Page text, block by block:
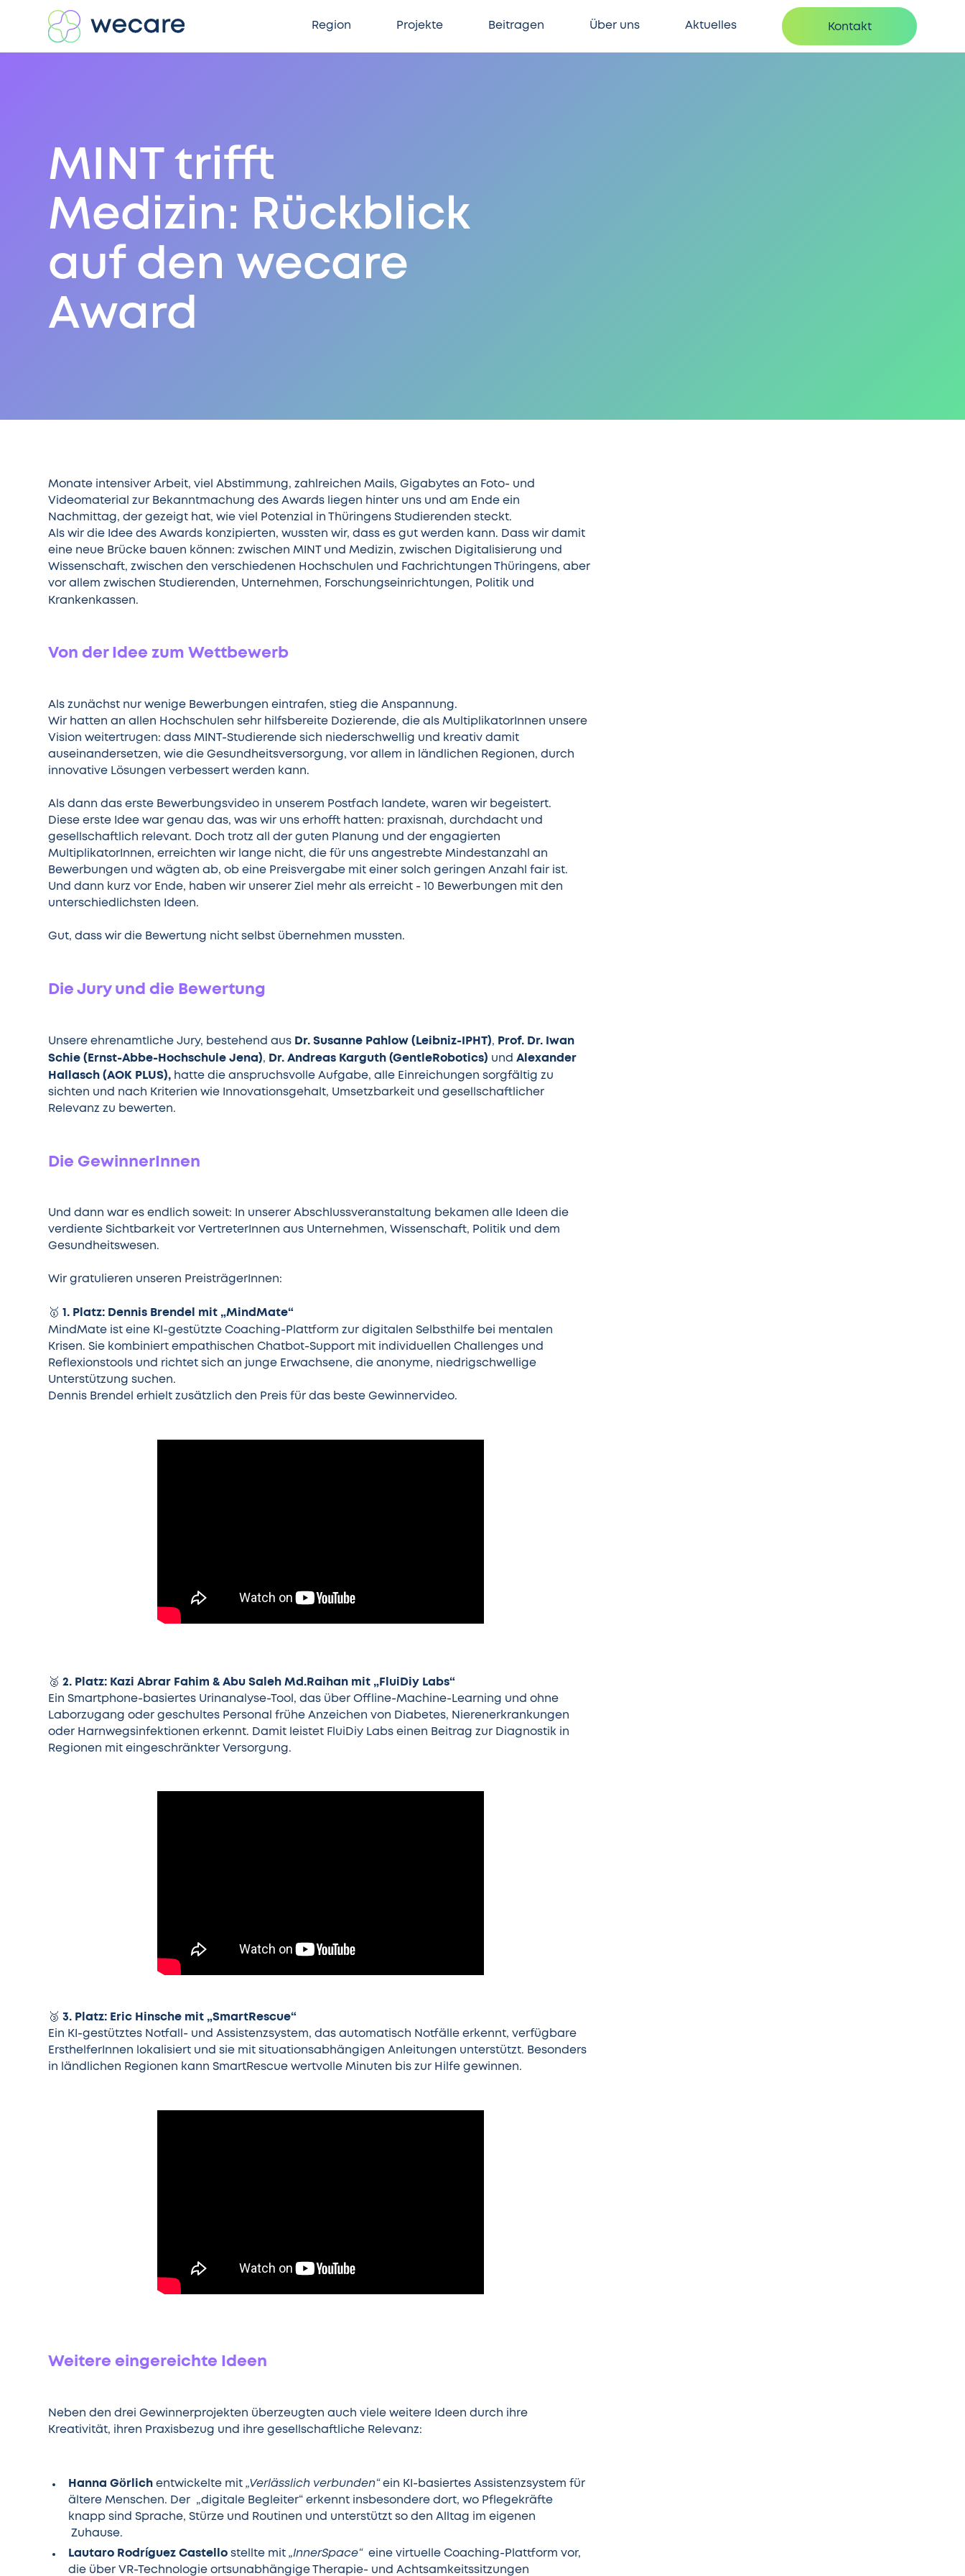
Region Projekte Beitragen Über uns Aktuelles Kontakt
MINT trifft
Medizin: Rückblick
auf den wecare
Award
Monate intensiver Arbeit, viel Abstimmung, zahlreichen Mails, Gigabytes an Foto- und
Videomaterial zur Bekanntmachung des Awards liegen hinter uns und am Ende ein
Nachmittag, der gezeigt hat, wie viel Potenzial in Thüringens Studierenden steckt.
Als wir die Idee des Awards konzipierten, wussten wir, dass es gut werden kann. Dass wir damit
eine neue Brücke bauen können: zwischen MINT und Medizin, zwischen Digitalisierung und
Wissenschaft, zwischen den verschiedenen Hochschulen und Fachrichtungen Thüringens, aber
vor allem zwischen Studierenden, Unternehmen, Forschungseinrichtungen, Politik und
Krankenkassen.
Von der Idee zum Wettbewerb
Als zunächst nur wenige Bewerbungen eintrafen, stieg die Anspannung.
Wir hatten an allen Hochschulen sehr hilfsbereite Dozierende, die als MultiplikatorInnen unsere
Vision weitertrugen: dass MINT-Studierende sich niederschwellig und kreativ damit
auseinandersetzen, wie die Gesundheitsversorgung, vor allem in ländlichen Regionen, durch
innovative Lösungen verbessert werden kann.
Als dann das erste Bewerbungsvideo in unserem Postfach landete, waren wir begeistert.
Diese erste Idee war genau das, was wir uns erhofft hatten: praxisnah, durchdacht und
gesellschaftlich relevant. Doch trotz all der guten Planung und der engagierten
MultiplikatorInnen, erreichten wir lange nicht, die für uns angestrebte Mindestanzahl an
Bewerbungen und wägten ab, ob eine Preisvergabe mit einer solch geringen Anzahl fair ist.
Und dann kurz vor Ende, haben wir unserer Ziel mehr als erreicht - 10 Bewerbungen mit den
unterschiedlichsten Ideen.
Gut, dass wir die Bewertung nicht selbst übernehmen mussten.
Die Jury und die Bewertung
Unsere ehrenamtliche Jury, bestehend aus Dr. Susanne Pahlow (Leibniz-IPHT), Prof. Dr. Iwan
Schie (Ernst-Abbe-Hochschule Jena), Dr. Andreas Karguth (GentleRobotics) undAlexander
Hallasch (AOK PLUS), hatte die anspruchsvolle Aufgabe, alle Einreichungen sorgfältig zu
sichten und nach Kriterien wie Innovationsgehalt, Umsetzbarkeit und gesellschaftlicher
Relevanz zu bewerten.
Die GewinnerInnen
Und dann war es endlich soweit: In unserer Abschlussveranstaltung bekamen alle Ideen die
verdiente Sichtbarkeit vor VertreterInnen aus Unternehmen, Wissenschaft, Politik und dem
Gesundheitswesen.
Wir gratulieren unseren PreisträgerInnen:
🥇1. Platz: Dennis Brendel mit „MindMate“
MindMate ist eine KI-gestützte Coaching-Plattform zur digitalen Selbsthilfe bei mentalen
Krisen. Sie kombiniert empathischen Chatbot-Support mit individuellen Challenges und
Reflexionstools und richtet sich an junge Erwachsene, die anonyme, niedrigschwellige
Unterstützung suchen.
Dennis Brendel erhielt zusätzlich den Preis für das beste Gewinnervideo.
🥈2. Platz: Kazi Abrar Fahim & Abu Saleh Md.Raihan mit „FluiDiy Labs“
Ein Smartphone-basiertes Urinanalyse-Tool, das über Offline-Machine-Learning und ohne
Laborzugang oder geschultes Personal frühe Anzeichen von Diabetes, Nierenerkrankungen
oder Harnwegsinfektionen erkennt. Damit leistet FluiDiy Labs einen Beitrag zur Diagnostik in
Regionen mit eingeschränkter Versorgung.
🥉3. Platz: Eric Hinsche mit „SmartRescue“
Ein KI-gestütztes Notfall- und Assistenzsystem, das automatisch Notfälle erkennt, verfügbare
ErsthelferInnen lokalisiert und sie mit situationsabhängigen Anleitungen unterstützt. Besonders
in ländlichen Regionen kann SmartRescue wertvolle Minuten bis zur Hilfe gewinnen.
Weitere eingereichte Ideen
Neben den drei Gewinnerprojekten überzeugten auch viele weitere Ideen durch ihre
Kreativität, ihren Praxisbezug und ihre gesellschaftliche Relevanz:
Hanna Görlichentwickelte mit „Verlässlich verbunden“ein KI-basiertes Assistenzsystem für
ältere Menschen. Der „digitale Begleiter“ erkennt insbesondere dort, wo Pflegekräfte
knapp sind Sprache, Stürze und Routinen und unterstützt so den Alltag im eigenen
Zuhause.
Lautaro Rodríguez Castellostellte mit „InnerSpace“eine virtuelle Coaching-Plattform vor,
die über VR-Technologie ortsunabhängige Therapie- und Achtsamkeitssitzungen